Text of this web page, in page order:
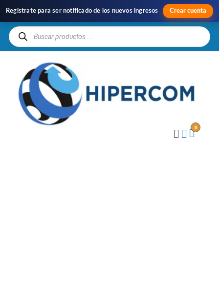
Registrate para ser notificado de los nuevos ingresos Crear cuenta
0